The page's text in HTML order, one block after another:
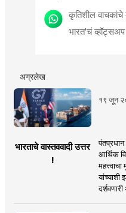
कृतिशील
भारत'चं
अग्रलेख
१९ जून
भारताचे वास्तववादी उत्तर
!
पंतप्रधान
आर्थिक
यांच्याशी